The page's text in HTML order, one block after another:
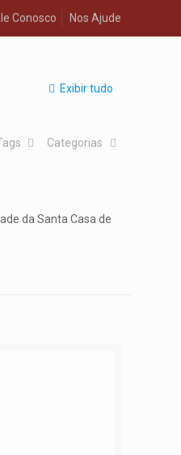
Conosco Nos Ajude
Exibir tudo
Categorias
da Santa Casa de